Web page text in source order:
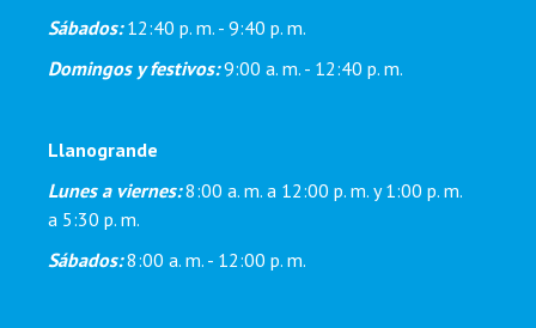
Sábados:12:40 p. m. - 9:40 p. m.
Domingos y festivos:9:00 a. m. - 12:40 p. m.
Llanogrande
Lunes a viernes:8:00 a. m. a 12:00 p. m. y 1:00 p. m.
a 5:30 p. m.
Sábados:8:00 a. m. - 12:00 p. m.